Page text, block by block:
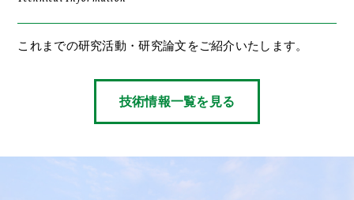
これまでの研究活動・研究論文をご紹介いたします。
技術情報一覧を見る